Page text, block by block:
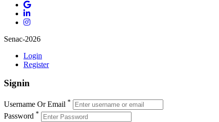
Senac-2026
Login
Register
Signin
Username Or Email *
Password *